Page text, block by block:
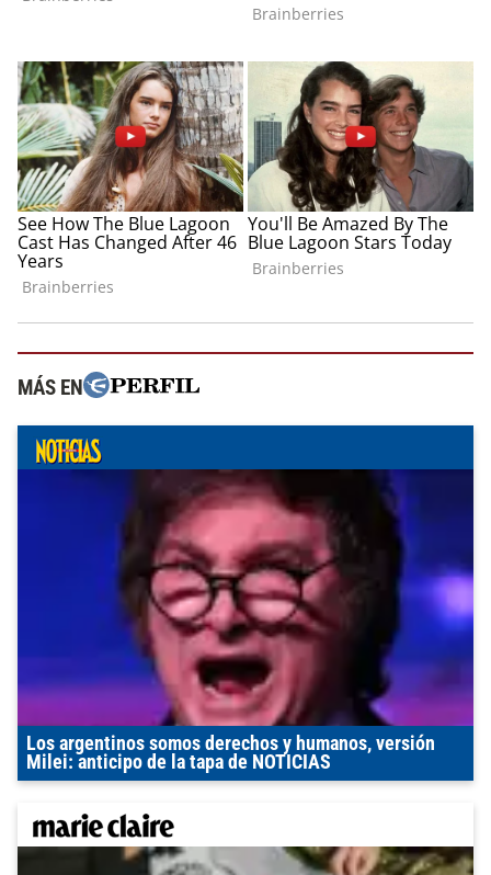
MÁS EN
Los argentinos somos derechos y humanos, versión
Milei: anticipo de la tapa de NOTICIAS